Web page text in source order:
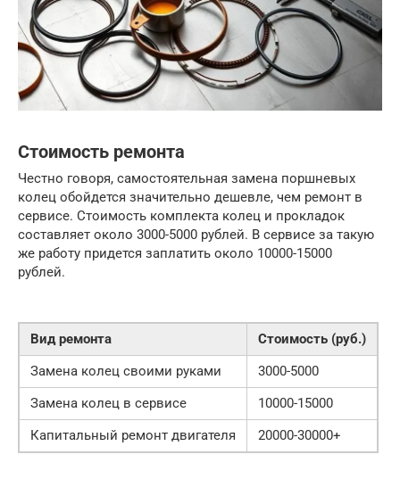
Стоимость ремонта
Честно говоря, самостоятельная замена поршневых
колец обойдется значительно дешевле, чем ремонт в
сервисе. Стоимость комплекта колец и прокладок
составляет около 3000-5000 рублей. В сервисе за такую
же работу придется заплатить около 10000-15000
рублей.
Вид ремонта
Стоимость (руб.)
Замена колец своими руками
3000-5000
Замена колец в сервисе
10000-15000
Капитальный ремонт двигателя
20000-30000+